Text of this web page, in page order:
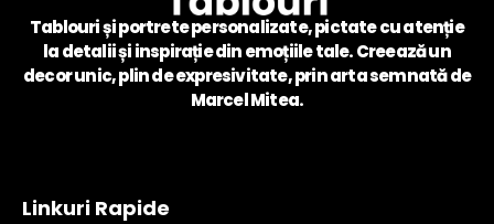
Tablouri și portrete personalizate, pictate cu atenție
la detalii și inspirație din emoțiile tale. Creează un
decor unic, plin de expresivitate, prin arta semnată de
Marcel Mitea.
Linkuri Rapide